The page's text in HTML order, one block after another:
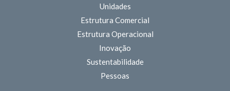
Unidades
Estrutura Comercial
Estrutura Operacional
Inovação
Sustentabilidade
Pessoas